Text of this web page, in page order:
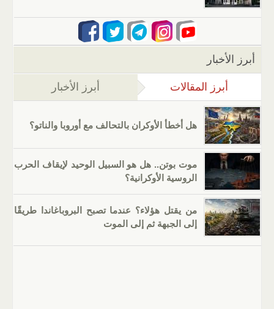
أبرز الأخبار
أبرز المقالات (علامة التبويب النشطة)
أبرز الأخبار
هل أخطأ الأوكران بالتحالف مع أوروبا والناتو؟
موت بوتن.. هل هو السبيل الوحيد لإيقاف الحرب
الروسية الأوكرانية؟
من يقتل هؤلاء؟ عندما تصبح البروباغاندا طريقًا
إلى الجبهة ثم إلى الموت